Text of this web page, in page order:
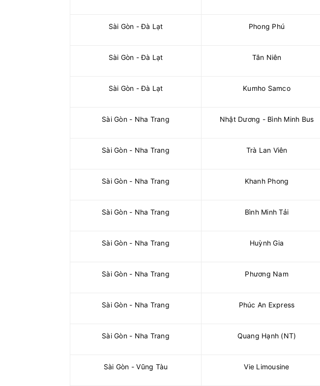
Sài Gòn - Đà Lạt Phong Phú
Sài Gòn - Đà Lạt Tân Niên
Sài Gòn - Đà Lạt Kumho Samco
Sài Gòn - Nha Trang Nhật Dương - Bình Minh Bus
Sài Gòn - Nha Trang Trà Lan Viên
Sài Gòn - Nha Trang Khanh Phong
Sài Gòn - Nha Trang Bình Minh Tải
Sài Gòn - Nha Trang Huỳnh Gia
Sài Gòn - Nha Trang Phương Nam
Sài Gòn - Nha Trang Phúc An Express
Sài Gòn - Nha Trang Quang Hạnh (NT)
Sài Gòn - Vũng Tàu Vie Limousine